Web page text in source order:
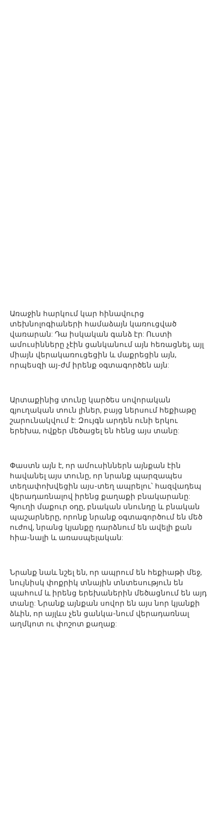
Առաջին հարկում կար հինավուրց
տեխնոլոգիաների համաձայն կառուցված
վառարան: Դա իսկական գանձ էր: Ուստի
ամուսինները չէին ցանկանում այն հեռացնել, այլ
միայն վերակառուցեցին և մաքրեցին այն,
որպեսզի այ-ժմ իրենք օգտագործեն այն:
Արտաքինից տունը կարծես սովորական
գյուղական տուն լիներ, բայց ներսում հեքիաթը
շարունակվում է: Զույգն արդեն ունի երկու
երեխա, ովքեր մեծացել են հենց այս տանը:
Փաստն այն է, որ ամուսիններն այնքան էին
հավանել այս տունը, որ նրանք պարզապես
տեղափոխվեցին այս-տեղ ապրելու՝ հազվադեպ
վերադառնալով իրենց քաղաքի բնակարանը:
Գյուղի մաքուր օդը, բնական սնունդը և բնական
պաշարները, որոնք նրանք օգտագործում են մեծ
ուժով, նրանց կյանքը դարձնում են ավելի քան
հիա-նալի և առասպելական:
Նրանք նաև նշել են, որ ապրում են հեքիաթի մեջ,
նույնիսկ փոքրիկ տնային տնտեսություն են
պահում և իրենց երեխաներին մեծացնում են այդ
տանը: Նրանք այնքան սովոր են այս նոր կյանքի
ձևին, որ այլևս չեն ցանկա-նում վերադառնալ
աղմկոտ ու փոշոտ քաղաք: